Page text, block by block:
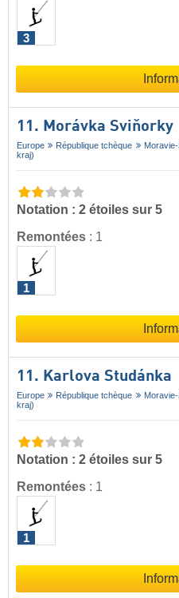
3
11. Morávka Sviňorky
Europe République tchèque
kraj)
Notation : 2 étoiles sur 5
Remontées : 1
1
11. Karlova Studánka
Europe République tchèque
kraj)
Notation : 2 étoiles sur 5
Remontées : 1
1